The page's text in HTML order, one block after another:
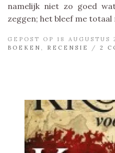
namelijk niet zo goed
zeggen; het bleef me
GEPOST OP 18 AUGUSTUS
BOEKEN
RECENSIE / 2